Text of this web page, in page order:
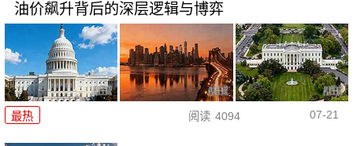
油价飙升背后的深层逻辑与博弈
最热 阅读 4094 07-21